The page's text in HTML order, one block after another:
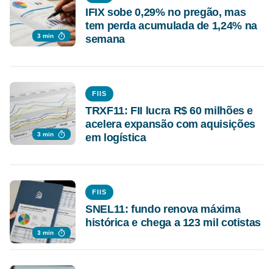
3 min
IFIX sobe 0,29% no pregão, mas
tem perda acumulada de 1,24% na
semana
3 min
FIIS
TRXF11: FII lucra R$ 60 milhões e
acelera expansão com aquisições
em logística
3 min
FIIS
SNEL11: fundo renova máxima
histórica e chega a 123 mil cotistas